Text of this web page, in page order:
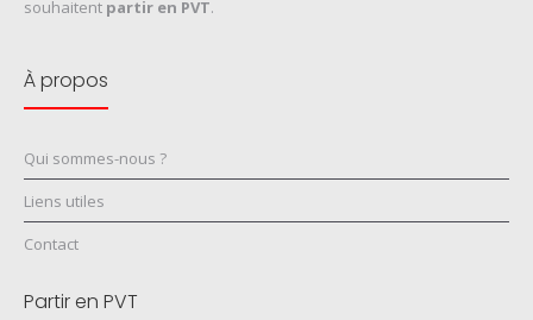
souhaitent partir en PVT.
À propos
Qui sommes-nous ?
Liens utiles
Contact
Partir en PVT